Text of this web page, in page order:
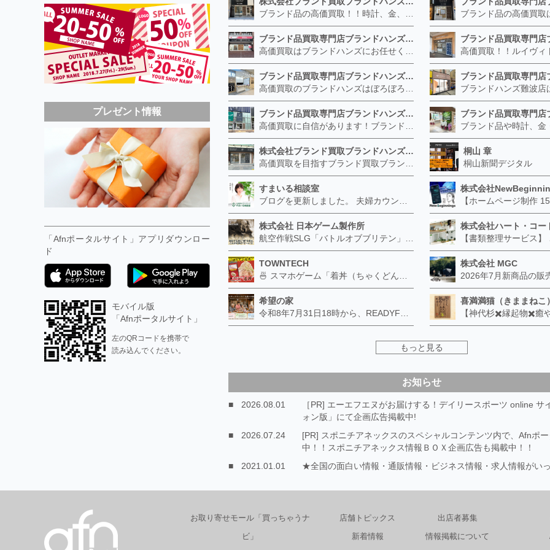
プレゼント情報
「Afnポータルサイト」アプリダウンロー
ド
モバイル版
「Afnポータルサイト」
左のQRコードを携帯で
読み込んでください。
ブランド品買取専門店ブランドハンズ JR西宮店
ブランド品買取専門店ブランドハンズ 枚方ビオルネ店
ブランド品買取専門店ブランドハンズ 梅田茶屋町店
株式会社ブランド買取ブランドハンズ福島店
桐山 章
桐山新聞デジタル
すまいる相談室
株式会社
株式会社 日本ゲーム製作所
株式会社ハート・コー
TOWNTECH
株式会社 MGC
希望の家
喜満満猫（きままねこ）
もっと見る
お知らせ
2026.08.01
［PR] エーエフエヌがお届けする！デイリースポーツ online サ
ォン版」にて企画広告掲載中!
2026.07.24
[PR] スポニチアネックスのスペシャルコンテンツ内で、Afnポ
中！！スポニチアネックス情報ＢＯＸ企画広告も掲載中！！
2021.01.01
★全国の面白い情報・通販情報・ビジネス情報・求人情報がい
お取り寄せモール「買っちゃうナ
ビ」
店舗トピックス
新着情報
出店者募集
情報掲載について